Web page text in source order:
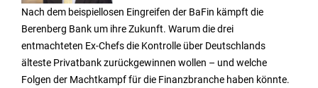
Nach dem beispiellosen Eingreifen der BaFin kämpft die
Berenberg Bank um ihre Zukunft. Warum die drei
entmachteten Ex-Chefs die Kontrolle über Deutschlands
älteste Privatbank zurückgewinnen wollen – und welche
Folgen der Machtkampf für die Finanzbranche haben könnte.